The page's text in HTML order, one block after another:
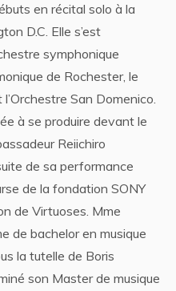
en récital solo à la
D.C. Elle s’est
symphonique
de Rochester, le
San Domenico.
à se produire devant le
Reiichiro
de sa performance
de la fondation SONY
de Virtuoses. Mme
de bachelor en musique
la tutelle de Boris
son Master de musique